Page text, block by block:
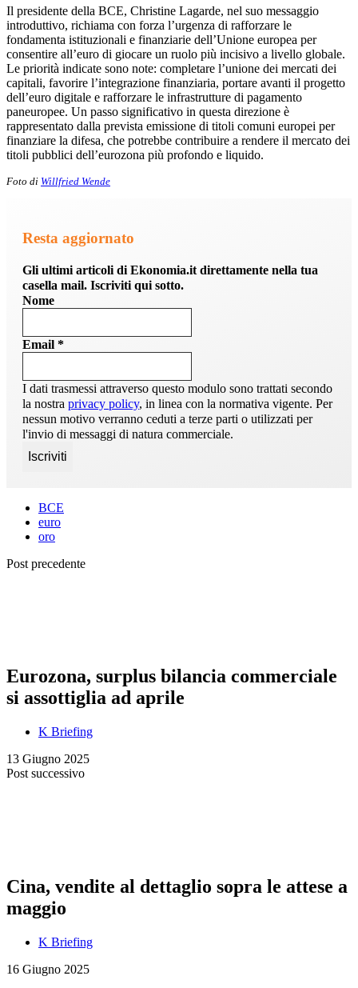
Il presidente della BCE, Christine Lagarde, nel suo messaggio
introduttivo, richiama con forza l’urgenza di rafforzare le
fondamenta istituzionali e finanziarie dell’Unione europea per
consentire all’euro di giocare un ruolo più incisivo a livello globale.
Le priorità indicate sono note: completare l’unione dei mercati dei
capitali, favorire l’integrazione finanziaria, portare avanti il progetto
dell’euro digitale e rafforzare le infrastrutture di pagamento
paneuropee. Un passo significativo in questa direzione è
rappresentato dalla prevista emissione di titoli comuni europei per
finanziare la difesa, che potrebbe contribuire a rendere il mercato dei
titoli pubblici dell’eurozona più profondo e liquido.
Foto di Willfried Wende
Resta aggiornato
Gli ultimi articoli di Ekonomia.it direttamente nella tua
casella mail. Iscriviti qui sotto.
Nome
Email *
I dati trasmessi attraverso questo modulo sono trattati secondo
la nostra privacy policy, in linea con la normativa vigente. Per
nessun motivo verranno ceduti a terze parti o utilizzati per
l'invio di messaggi di natura commerciale.
BCE
euro
oro
Post precedente
Eurozona, surplus bilancia commerciale
si assottiglia ad aprile
K Briefing
13 Giugno 2025
Post successivo
Cina, vendite al dettaglio sopra le attese a
maggio
K Briefing
16 Giugno 2025